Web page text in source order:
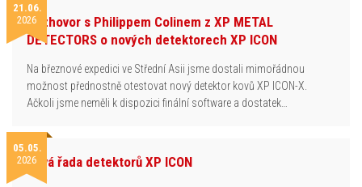
21.06.
2026Rozhovor s Philippem Colinem z XP METAL
DETECTORS o nových detektorech XP ICON
Na březnové expedici ve Střední Asii jsme dostali mimořádnou
možnost přednostně otestovat nový detektor kovů XP ICON-X.
Ačkoli jsme neměli k dispozici finální software a dostatek…
05.05.
2026Nová řada detektorů XP ICON